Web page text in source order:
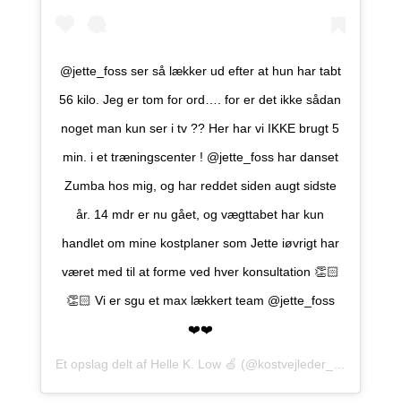
@jette_foss ser så lækker ud efter at hun har tabt
56 kilo. Jeg er tom for ord…. for er det ikke sådan
noget man kun ser i tv ?? Her har vi IKKE brugt 5
min. i et træningscenter ! @jette_foss har danset
Zumba hos mig, og har reddet siden augt sidste
år. 14 mdr er nu gået, og vægttabet har kun
handlet om mine kostplaner som Jette iøvrigt har
været med til at forme ved hver konsultation 👏🏻
👏🏻 Vi er sgu et max lækkert team @jette_foss
❤️❤️
Et opslag delt af Helle K. Low 🍏 (@kostvejleder_helle_k) den